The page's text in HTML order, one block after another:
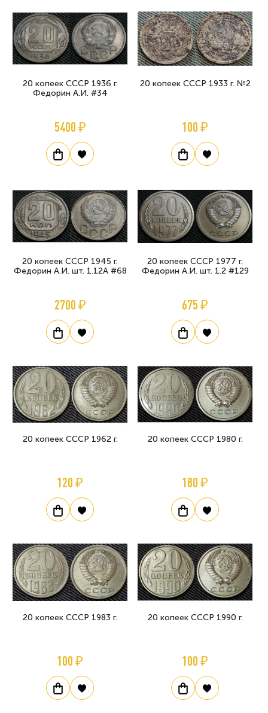
20 копеек СССР 1936 г.
Федорин А.И. #34
5400 ₽
20 копеек СССР 1933 г. №2
100 ₽
20 копеек СССР 1945 г.
Федорин А.И. шт. 1.12А #68
2700 ₽
20 копеек СССР 1977 г.
Федорин А.И. шт. 1.2 #129
675 ₽
20 копеек СССР 1962 г.
120 ₽
20 копеек СССР 1980 г.
180 ₽
20 копеек СССР 1983 г.
100 ₽
20 копеек СССР 1990 г.
100 ₽